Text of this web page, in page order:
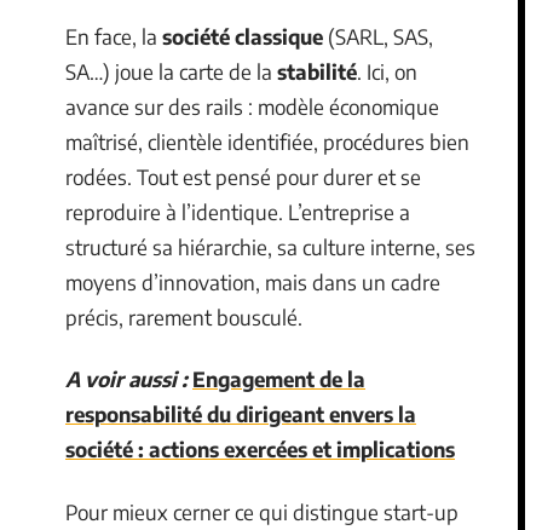
En face, la société classique (SARL, SAS,
SA…) joue la carte de la stabilité. Ici, on
avance sur des rails : modèle économique
maîtrisé, clientèle identifiée, procédures bien
rodées. Tout est pensé pour durer et se
reproduire à l’identique. L’entreprise a
structuré sa hiérarchie, sa culture interne, ses
moyens d’innovation, mais dans un cadre
précis, rarement bousculé.
A voir aussi : Engagement de la
responsabilité du dirigeant envers la
société : actions exercées et implications
Pour mieux cerner ce qui distingue start-up